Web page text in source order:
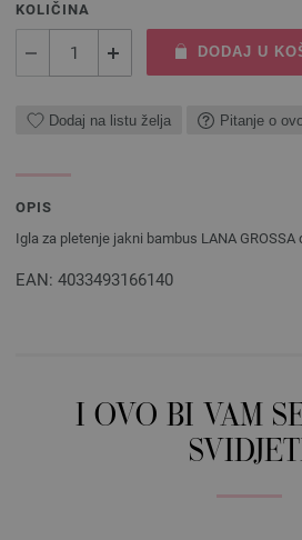
KOLIČINA
DODAJ U
Dodaj na listu želja Pitanje o
OPIS
Igla za pletenje jakni bambus LANA
EAN: 4033493166140
I OVO BI VAM